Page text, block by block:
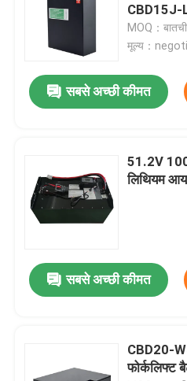
CBD15J-
MOQ：
मूल्य：
सबसे अच्छी कीमत
51.2V
लिथियम
सबसे अच्छी कीमत
CBD20-
फोर्कलिफ्ट